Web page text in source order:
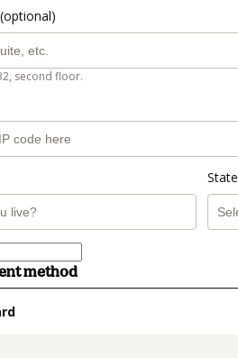
second floor.
State
method